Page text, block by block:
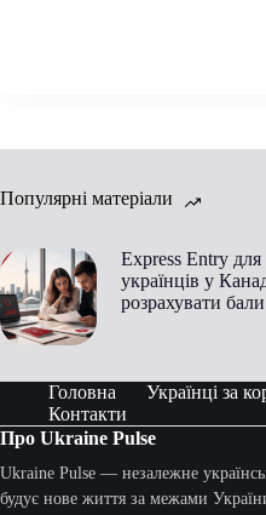
Популярні матеріали
Express Entry для
українців у
розрахувати
Головна Українці за
Контакти
Про Ukraine Pulse
Ukraine Pulse — незалежне
будує нове життя за межами